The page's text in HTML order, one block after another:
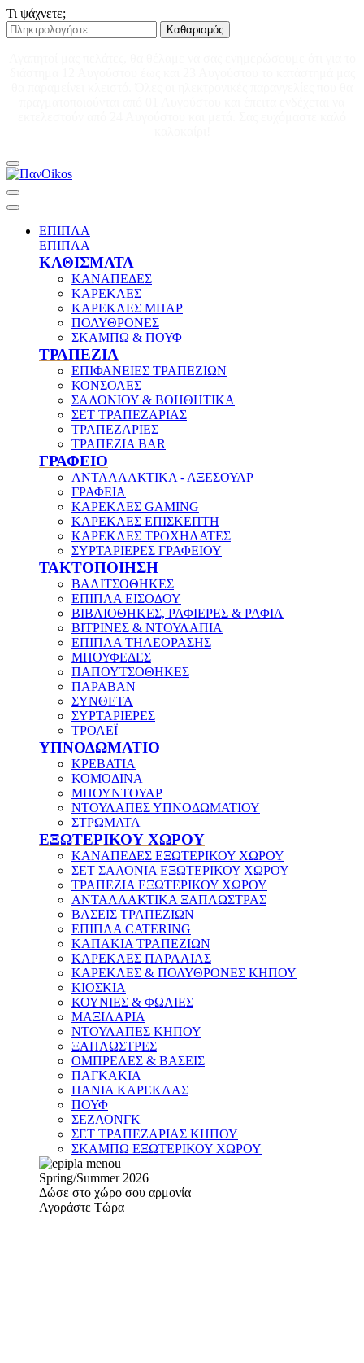
Τι ψάχνετε;
Καθαρισμός
ΕΠΙΠΛΑ
ΕΠΙΠΛΑ
ΚΑΘΙΣΜΑΤΑ
ΚΑΝΑΠΕΔΕΣ
ΚΑΡΕΚΛΕΣ
ΚΑΡΕΚΛΕΣ ΜΠΑΡ
ΠΟΛΥΘΡΟΝΕΣ
ΣΚΑΜΠΩ & ΠΟΥΦ
ΤΡΑΠΕΖΙΑ
ΕΠΙΦΑΝΕΙΕΣ ΤΡΑΠΕΖΙΩΝ
ΚΟΝΣΟΛΕΣ
ΣΑΛΟΝΙΟΥ & ΒΟΗΘΗΤΙΚΑ
ΣΕΤ ΤΡΑΠΕΖΑΡΙΑΣ
ΤΡΑΠΕΖΑΡΙΕΣ
ΤΡΑΠΕΖΙΑ BAR
ΓΡΑΦΕΙΟ
ΑΝΤΑΛΛΑΚΤΙΚΑ - ΑΞΕΣΟΥΑΡ
ΓΡΑΦΕΙΑ
ΚΑΡΕΚΛΕΣ GAMING
ΚΑΡΕΚΛΕΣ ΕΠΙΣΚΕΠΤΗ
ΚΑΡΕΚΛΕΣ ΤΡΟΧΗΛΑΤΕΣ
ΣΥΡΤΑΡΙΕΡΕΣ ΓΡΑΦΕΙΟΥ
ΤΑΚΤΟΠΟΙΗΣΗ
ΒΑΛΙΤΣΟΘΗΚΕΣ
ΕΠΙΠΛΑ ΕΙΣΟΔΟΥ
ΒΙΒΛΙΟΘΗΚΕΣ, ΡΑΦΙΕΡΕΣ & ΡΑΦΙΑ
ΒΙΤΡΙΝΕΣ & ΝΤΟΥΛΑΠΙΑ
ΕΠΙΠΛΑ ΤΗΛΕΟΡΑΣΗΣ
ΜΠΟΥΦΕΔΕΣ
ΠΑΠΟΥΤΣΟΘΗΚΕΣ
ΠΑΡΑΒΑΝ
ΣΥΝΘΕΤΑ
ΣΥΡΤΑΡΙΕΡΕΣ
ΤΡΟΛΕΪ
ΥΠΝΟΔΩΜΑΤΙΟ
ΚΡΕΒΑΤΙΑ
ΚΟΜΟΔΙΝΑ
ΜΠΟΥΝΤΟΥΑΡ
ΝΤΟΥΛΑΠΕΣ ΥΠΝΟΔΩΜΑΤΙΟΥ
ΣΤΡΩΜΑΤΑ
ΕΞΩΤΕΡΙΚΟΥ ΧΩΡΟΥ
ΚΑΝΑΠΕΔΕΣ ΕΞΩΤΕΡΙΚΟΥ ΧΩΡΟΥ
ΣΕΤ ΣΑΛΟΝΙΑ ΕΞΩΤΕΡΙΚΟΥ ΧΩΡΟΥ
ΤΡΑΠΕΖΙΑ ΕΞΩΤΕΡΙΚΟΥ ΧΩΡΟΥ
ΑΝΤΑΛΛΑΚΤΙΚΑ ΞΑΠΛΩΣΤΡΑΣ
ΒΑΣΕΙΣ ΤΡΑΠΕΖΙΩΝ
ΕΠΙΠΛΑ CATERING
ΚΑΠΑΚΙΑ ΤΡΑΠΕΖΙΩΝ
ΚΑΡΕΚΛΕΣ ΠΑΡΑΛΙΑΣ
ΚΑΡΕΚΛΕΣ & ΠΟΛΥΘΡΟΝΕΣ ΚΗΠΟΥ
ΚΙΟΣΚΙΑ
ΚΟΥΝΙΕΣ & ΦΩΛΙΕΣ
ΜΑΞΙΛΑΡΙΑ
ΝΤΟΥΛΑΠΕΣ ΚΗΠΟΥ
ΞΑΠΛΩΣΤΡΕΣ
ΟΜΠΡΕΛΕΣ & ΒΑΣΕΙΣ
ΠΑΓΚΑΚΙΑ
ΠΑΝΙΑ ΚΑΡΕΚΛΑΣ
ΠΟΥΦ
ΣΕΖΛΟΝΓΚ
ΣΕΤ ΤΡΑΠΕΖΑΡΙΑΣ ΚΗΠΟΥ
ΣΚΑΜΠΩ ΕΞΩΤΕΡΙΚΟΥ ΧΩΡΟΥ
Spring/Summer 2026
Δώσε στο χώρο σου αρμονία
Αγοράστε Τώρα